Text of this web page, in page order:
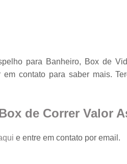
para Banheiro, Box de
contato para saber mais.
de Correr Valor
e entre em contato por email.